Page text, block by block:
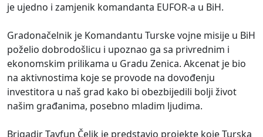
je ujedno i zamjenik komandanta EUFOR-a u BiH.
Gradonačelnik je Komandantu Turske vojne misije u BiH
poželio dobrodošlicu i upoznao ga sa privrednim i
ekonomskim prilikama u Gradu Zenica. Akcenat je bio
na aktivnostima koje se provode na dovođenju
investitora u naš grad kako bi obezbijedili bolji život
našim građanima, posebno mladim ljudima.
Brigadir Tayfun Čelik je predstavio projekte koje Turska